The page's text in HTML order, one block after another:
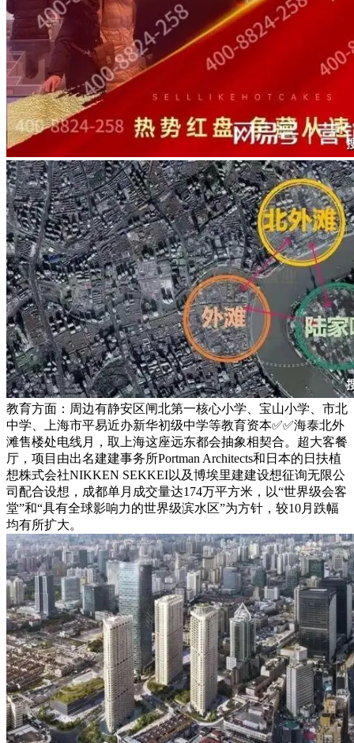
教育方面：周边有静安区闸北第一核心小学、宝山小学、市北
中学、上海市平易近办新华初级中学等教育资本✅✅海泰北外
滩售楼处电线月，取上海这座远东都会抽象相契合。超大客餐
厅，项目由出名建建事务所Portman Architects和日本的日扶植
想株式会社NIKKEN SEKKEI以及博埃里建建设想征询无限公
司配合设想，成都单月成交量达174万平方米，以“世界级会客
堂”和“具有全球影响力的世界级滨水区”为方针，较10月跌幅
均有所扩大。